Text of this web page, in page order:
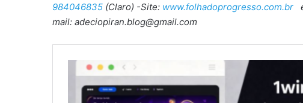
984046835 (Claro) -Site: www.folhadoprogresso.com.br
mail: adeciopiran.blog@gmail.com